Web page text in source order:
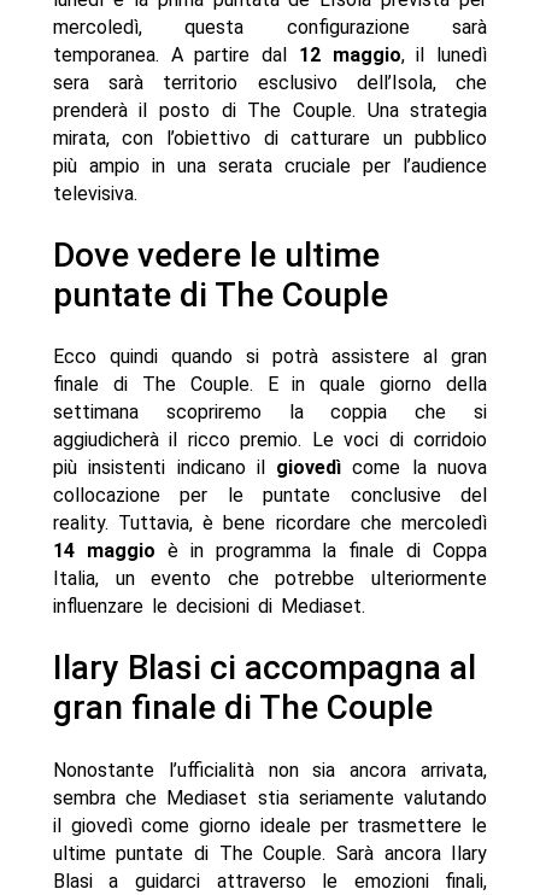
mercoledì, questa configurazione sarà
temporanea. A partire dal 12 maggio, il lunedì
sera sarà territorio esclusivo dell’Isola, che
prenderà il posto di The Couple. Una strategia
mirata, con l’obiettivo di catturare un pubblico
più ampio in una serata cruciale per l’audience
televisiva.
Dove vedere le ultime
puntate di The Couple
Ecco quindi quando si potrà assistere al gran
finale di The Couple. E in quale giorno della
settimana scopriremo la coppia che si
aggiudicherà il ricco premio. Le voci di corridoio
più insistenti indicano il giovedì come la nuova
collocazione per le puntate conclusive del
reality. Tuttavia, è bene ricordare che mercoledì
14 maggio è in programma la finale di Coppa
Italia, un evento che potrebbe ulteriormente
influenzare le decisioni di Mediaset.
Ilary Blasi ci accompagna al
gran finale di The Couple
Nonostante l’ufficialità non sia ancora arrivata,
sembra che Mediaset stia seriamente valutando
il giovedì come giorno ideale per trasmettere le
ultime puntate di The Couple. Sarà ancora Ilary
Blasi a guidarci attraverso le emozioni finali,